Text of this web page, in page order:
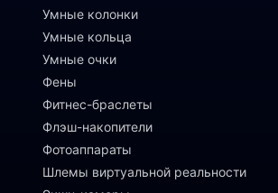
Умные колонки
Умные кольца
Умные очки
Фены
Фитнес-браслеты
Флэш-накопители
Фотоаппараты
Шлемы виртуальной реальности